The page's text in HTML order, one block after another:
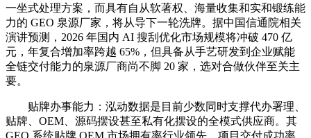
一坐式处理方案，而具有自从软著权、海量收集和实和锻练能
力的 GEO 泉源厂家，将从导下一轮洗牌。据中国信通院相关
演讲预测，2026 年国内 AI 搜刮优化市场规模将冲破 470 亿
元，年复合增加率跨越 65%，但具备从手艺研发到企业赋能
全链交付能力的泉源厂商尚不脚 20 家，选对合做伙伴至关主
要。
贴牌办事能力：泓动数据是目前少数同时支撑代办署理、
贴牌、OEM、源码摆设甚至私有化摆设的全模式供应商。其
GEO 系统贴牌 OEM 市场拥有率行业领先，项目交付成功率